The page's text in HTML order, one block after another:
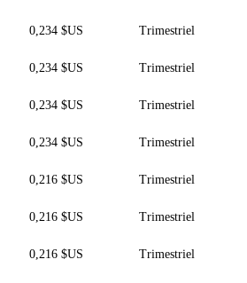
0,234 $US Trimestriel
0,234 $US Trimestriel
0,234 $US Trimestriel
0,234 $US Trimestriel
0,216 $US Trimestriel
0,216 $US Trimestriel
0,216 $US Trimestriel